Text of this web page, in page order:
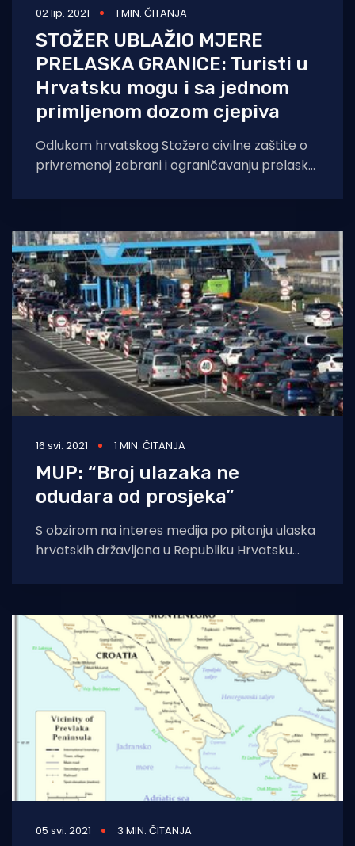
02 lip. 2021 1 MIN. ČITANJA
STOŽER UBLAŽIO MJERE
PRELASKA GRANICE: Turisti u
Hrvatsku mogu i sa jednom
primljenom dozom cjepiva
Odlukom hrvatskog Stožera civilne zaštite o
privremenoj zabrani i ograničavanju prelaska
mjere prelaska
16 svi. 2021 1 MIN. ČITANJA
MUP: “Broj ulazaka ne
odudara od prosjeka”
S obzirom na interes medija po pitanju ulaska
hrvatskih državljana u Republiku Hrvatsku
razloga, Ministarstvo unutarnjih
05 svi. 2021 3 MIN. ČITANJA